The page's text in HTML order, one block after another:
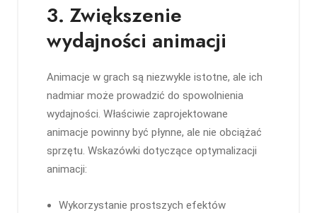
3. Zwiększenie
wydajności animacji
Animacje w grach są niezwykle istotne, ale ich
nadmiar może prowadzić do spowolnienia
wydajności. Właściwie zaprojektowane
animacje powinny być płynne, ale nie obciążać
sprzętu. Wskazówki dotyczące optymalizacji
animacji:
Wykorzystanie prostszych efektów